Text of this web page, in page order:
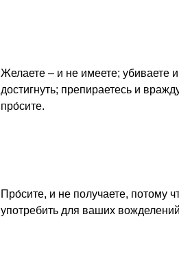
Желаете – и не имеете; убиваете
достигнуть; препираетесь и
про́сите.
Про́сите, и не получаете, потому
употребить для ваших